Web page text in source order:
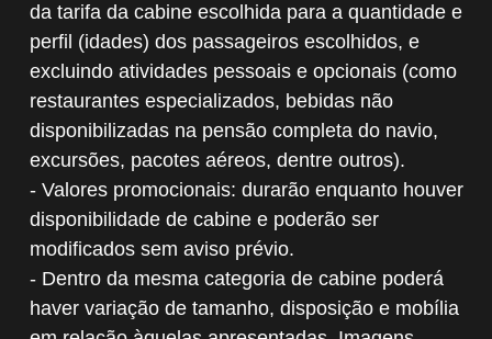
da tarifa da cabine escolhida para a quantidade e
perfil (idades) dos passageiros escolhidos, e
excluindo atividades pessoais e opcionais (como
restaurantes especializados, bebidas não
disponibilizadas na pensão completa do navio,
excursões, pacotes aéreos, dentre outros).
- Valores promocionais: durarão enquanto houver
disponibilidade de cabine e poderão ser
modificados sem aviso prévio.
- Dentro da mesma categoria de cabine poderá
haver variação de tamanho, disposição e mobília